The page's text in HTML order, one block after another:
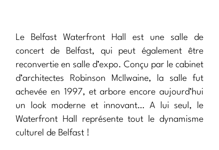
Le Belfast Waterfront Hall est une salle de
concert de Belfast, qui peut également être
reconvertie en salle d’expo. Conçu par le cabinet
d’architectes Robinson McIlwaine, la salle fut
achevée en 1997, et arbore encore aujourd’hui
un look moderne et innovant… A lui seul, le
Waterfront Hall représente tout le dynamisme
culturel de Belfast !